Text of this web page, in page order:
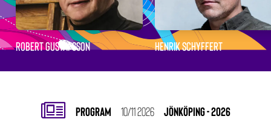
ROBERT GUSTAFSSON HENRIK SCHYFFERT
PROGRAM 10/11 2026 JÖNKÖPING - 2026